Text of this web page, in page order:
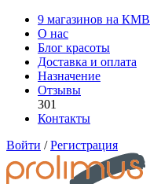
9 магазинов на КМВ
О нас
Блог красоты
Доставка и оплата
Назначение
Отзывы
301
Контакты
Войти / Регистрация